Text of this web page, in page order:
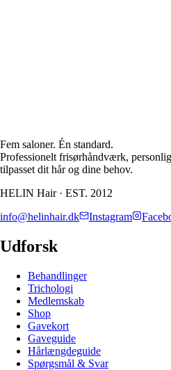
Fem saloner. Én standard.
Professionelt frisørhåndværk,
tilpasset dit hår og dine behov.
HELIN Hair· EST. 2012
info@helinhair.dk
Instagram
Udforsk
Behandlinger
Trichologi
Medlemskab
Shop
Gavekort
Gaveguide
Hårlængdeguide
Spørgsmål & Svar